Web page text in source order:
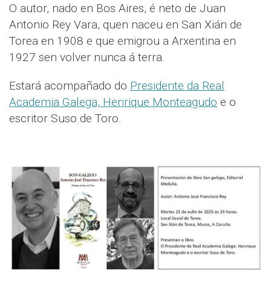
O autor, nado en Bos Aires, é neto de Juan
Antonio Rey Vara, quen naceu en San Xián de
Torea en 1908 e que emigrou a Arxentina en
1927 sen volver nunca á terra.
Estará acompañado do Presidente da Real
Academia Galega, Henrique Monteagudo e o
escritor Suso de Toro.